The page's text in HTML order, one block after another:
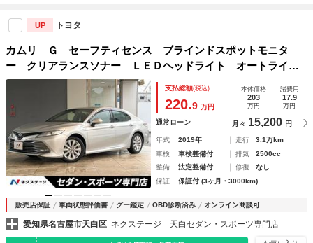
UP トヨタ
カムリ Ｇ セーフティセンス ブラインドスポットモニタ
ー クリアランスソナー ＬＥＤヘッドライト オートライ
ト 純正１７インチＡＷ 革巻ステアリング スマートキー
純正ナビ バックカメラ ＥＴＣ
支払総額(税込)
220.9 万円
本体価格
203
万円
諸費用
17.9
万円
通常ローン 月々 15,200 円
年式 2019年 走行
3.1万km
車検
車検整備付 排気
2500cc
整備
法定整備付 修復
なし
保証
保証付 (3ヶ月・3000km)
販売店保証 車両状態評価書 グー鑑定 OBD診断済み オンライン商談可
愛知県名古屋市天白区 ネクステージ 天白セダン・スポーツ専門店